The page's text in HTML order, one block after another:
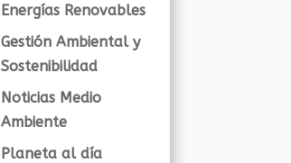
Energías Renovables
Gestión Ambiental y
Sostenibilidad
Noticias Medio
Ambiente
Planeta al día